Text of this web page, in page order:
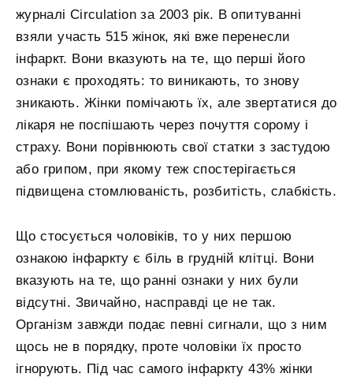
журналі Circulation за 2003 рік. В опитуванні
взяли участь 515 жінок, які вже перенесли
інфаркт. Вони вказують на те, що перші його
ознаки є проходять: то виникають, то знову
зникають. Жінки помічають їх, але звертатися до
лікаря не поспішають через почуття сорому і
страху. Вони порівнюють свої статки з застудою
або грипом, при якому теж спостерігається
підвищена стомлюваність, розбитість, слабкість.
Що стосується чоловіків, то у них першою
ознакою інфаркту є біль в грудній клітці. Вони
вказують на те, що ранні ознаки у них були
відсутні. Звичайно, насправді це не так.
Організм завжди подає певні сигнали, що з ним
щось не в порядку, проте чоловіки їх просто
ігнорують. Під час самого інфаркту 43% жінки